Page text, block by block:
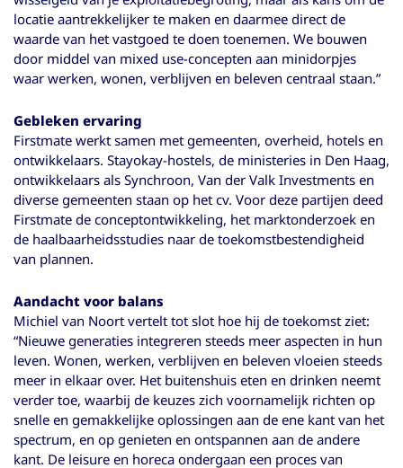
locatie aantrekkelijker te maken en daarmee direct de
waarde van het vastgoed te doen toenemen. We bouwen
door middel van mixed use-concepten aan minidorpjes
waar werken, wonen, verblijven en beleven centraal staan.”
Gebleken ervaring
Firstmate werkt samen met gemeenten, overheid, hotels en
ontwikkelaars. Stayokay-hostels, de ministeries in Den Haag,
ontwikkelaars als Synchroon, Van der Valk Investments en
diverse gemeenten staan op het cv. Voor deze partijen deed
Firstmate de conceptontwikkeling, het marktonderzoek en
de haalbaarheidsstudies naar de toekomstbestendigheid
van plannen.
Aandacht voor balans
Michiel van Noort vertelt tot slot hoe hij de toekomst ziet:
“Nieuwe generaties integreren steeds meer aspecten in hun
leven. Wonen, werken, verblijven en beleven vloeien steeds
meer in elkaar over. Het buitenshuis eten en drinken neemt
verder toe, waarbij de keuzes zich voornamelijk richten op
snelle en gemakkelijke oplossingen aan de ene kant van het
spectrum, en op genieten en ontspannen aan de andere
kant. De leisure en horeca ondergaan een proces van